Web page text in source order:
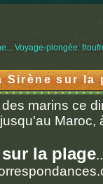
Voyage-plongée:
Sirène sur la
marins ce
Maroc,
la plage